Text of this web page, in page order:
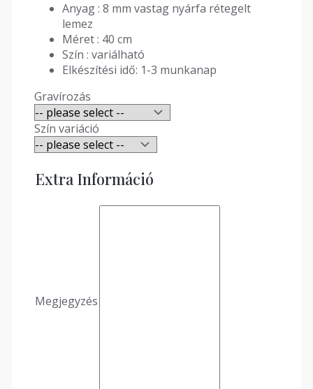
Anyag : 8 mm vastag nyárfa rétegelt
lemez
Méret : 40 cm
Szín : variálható
Elkészítési idő: 1-3 munkanap
Gravírozás
Szín variáció
Extra Információ
Megjegyzés